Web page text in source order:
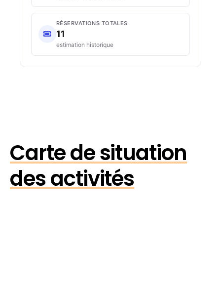
RÉSERVATIONS TOTALES
11
estimation historique
Carte de situation
des activités